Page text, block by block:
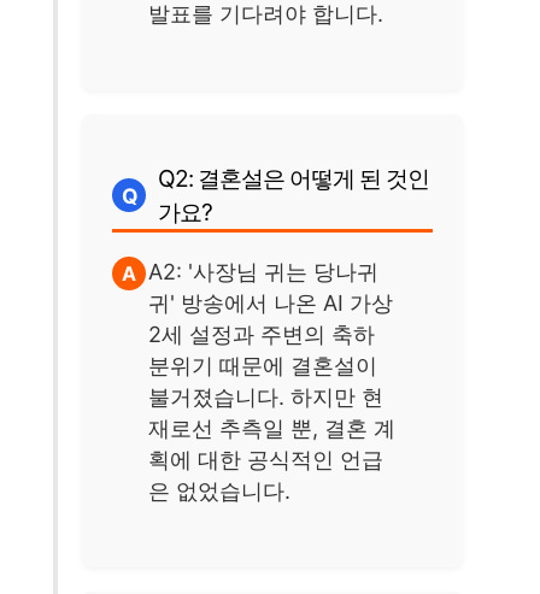
발표를 기다려야 합니다.
Q2: 결혼설은 어떻게 된 것인
가요?
A2: '사장님 귀는 당나귀
귀' 방송에서 나온 AI 가상
2세 설정과 주변의 축하
분위기 때문에 결혼설이
불거졌습니다. 하지만 현
재로선 추측일 뿐, 결혼 계
획에 대한 공식적인 언급
은 없었습니다.